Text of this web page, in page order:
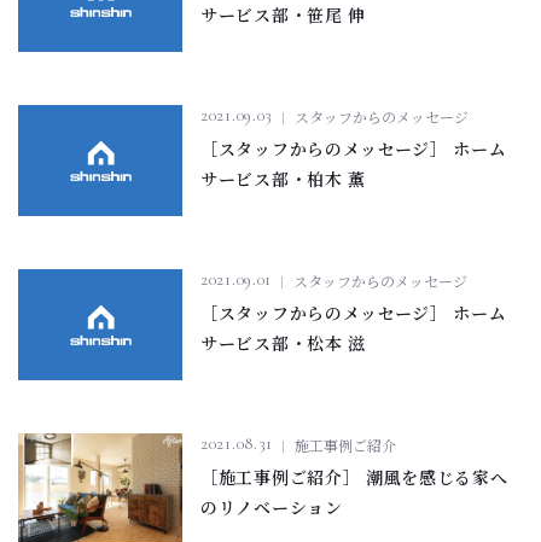
サービス部・笹尾 伸
2021.09.03 スタッフからのメッセージ
［スタッフからのメッセージ］ ホーム
サービス部・柏木 薫
2021.09.01 スタッフからのメッセージ
［スタッフからのメッセージ］ ホーム
サービス部・松本 滋
2021.08.31 施工事例ご紹介
［施工事例ご紹介］ 潮風を感じる家へ
のリノベーション